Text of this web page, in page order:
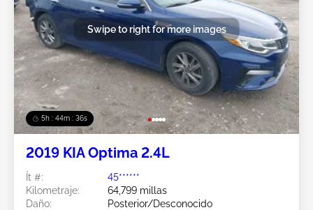
5h : 44m : 34s
Swipe to right for more images
2019 KIA Optima 2.4L
Ít #:
45******
Kilometraje:
64,799 millas
Daño:
Posterior/Desconocido